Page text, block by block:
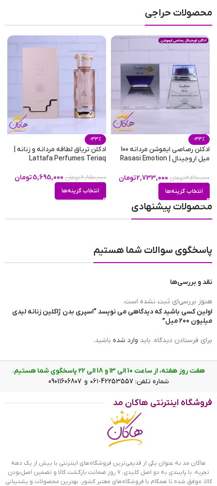
مناسب برای هنگام فعالیت و ورزش
حجم
درپوش اسپری بدن ژاکلین زنانه لیدی میلیون 200 میل
ویژگی های اسپری زنانه لیدی میلیون
رایحه اسپری بدن ژاکلین لیدی میلیون گرم و شیرین است. اغلب
زنان مهربان و مهمان نواز از این رایحه استقبال می کنند. اسپری‌ها
محصولات حراجی
-33%
ادکلن رصاصی ایموشن مردانه 100
میل اروجینال | Rasasi Emotion
3,280,000تومان 2,733,000تومان
انتخاب گزینه‌ها
-33%
ادکلن تریاق لطافه مردانه و زنانه |
Lattafa Perfumes Teriaq
6,850,000تومان 5,695,000تومان
انتخاب گزینه‌ها
محصولات پیشنهادی
پاسخگوی سوالات شما هستیم
نقد و بررسی‌ها
هنوز بررسی‌ای ثبت نشده است.
اولین کسی باشید که دیدگاهی می نویسد “اسپری بدن ژاکلین زنانه لیدی
میلیون 200 میل”
برای فرستادن دیدگاه، باید وارد شده باشید.
هفت روز هفته، از ساعت 10 الی ۱3 و 18 الی ۲2 پاسخگوی شما هستیم.
شماره تلفن: 42253557-۰۶۱ و 09011606807
فروشگاه اینترنتی هاکان مد
هاکان مد به عنوان یکی از قدیمی‌ترین فروشگاه‌های اینترنتی با بیش از یک دهه
تجربه، با پایبندی به دو اصل کلیدی، ۷ روز ضمانت بازگشت کالا و تضمین اصل‌بودن
کالا، موفق شده تا همگام با فروشگاه‌های معتبر کشور، بهترین محصولات و پشتیبانی